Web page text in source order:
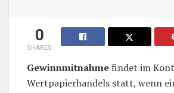
0
SHARES
Gewinnmitnahmefindet im
Wertpapierhandels statt, wenn